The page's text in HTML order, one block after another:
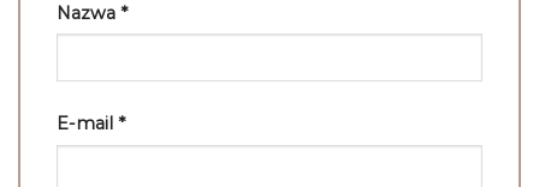
Nazwa *
E-mail *